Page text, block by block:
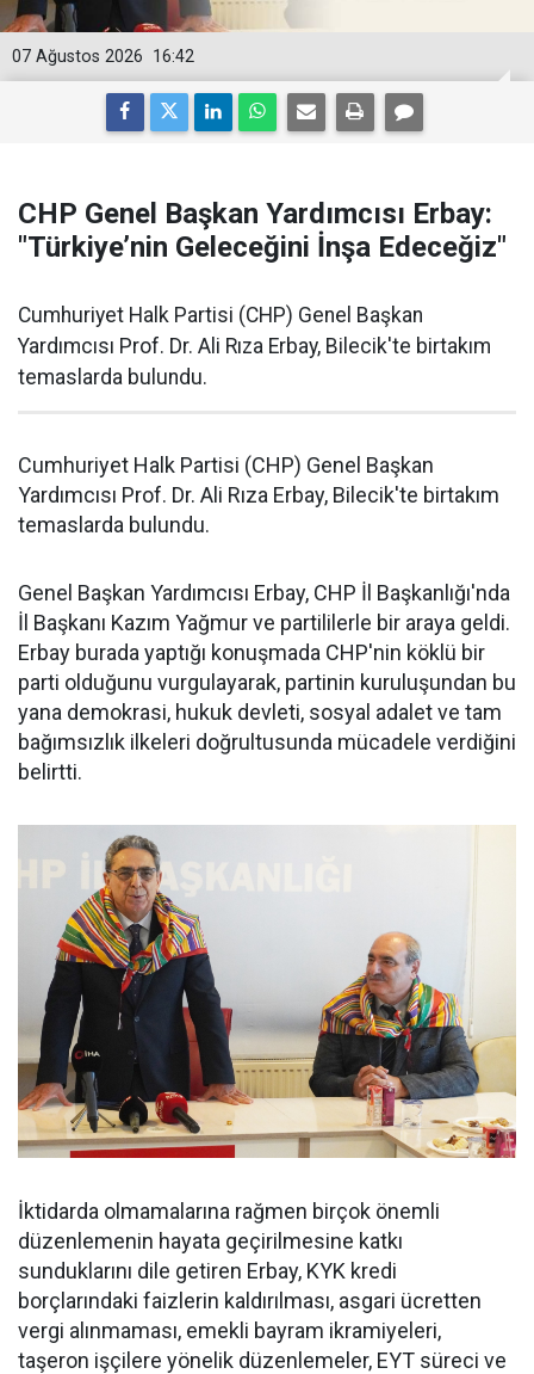
16:42
07 Ağustos 2026
CHP Genel Başkan Yardımcısı Erbay:
"Türkiye’nin Geleceğini İnşa Edeceğiz"
Cumhuriyet Halk Partisi (CHP) Genel Başkan
Yardımcısı Prof. Dr. Ali Rıza Erbay, Bilecik'te birtakım
temaslarda bulundu.
Cumhuriyet Halk Partisi (CHP) Genel Başkan
Yardımcısı Prof. Dr. Ali Rıza Erbay, Bilecik'te birtakım
temaslarda bulundu.
Genel Başkan Yardımcısı Erbay, CHP İl Başkanlığı'nda
İl Başkanı Kazım Yağmur ve partililerle bir araya geldi.
Erbay burada yaptığı konuşmada CHP'nin köklü bir
parti olduğunu vurgulayarak, partinin kuruluşundan bu
yana demokrasi, hukuk devleti, sosyal adalet ve tam
bağımsızlık ilkeleri doğrultusunda mücadele verdiğini
belirtti.
İktidarda olmamalarına rağmen birçok önemli
düzenlemenin hayata geçirilmesine katkı
sunduklarını dile getiren Erbay, KYK kredi
borçlarındaki faizlerin kaldırılması, asgari ücretten
vergi alınmaması, emekli bayram ikramiyeleri,
taşeron işçilere yönelik düzenlemeler, EYT süreci ve